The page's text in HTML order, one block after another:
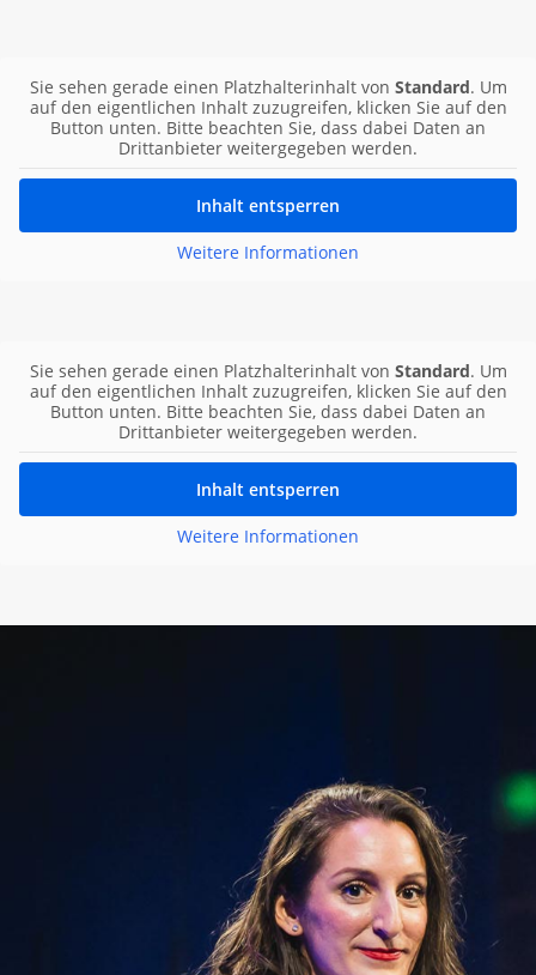
Sie sehen gerade einen Platzhalterinhalt von Standard. Um
auf den eigentlichen Inhalt zuzugreifen, klicken Sie auf den
Button unten. Bitte beachten Sie, dass dabei Daten an
Drittanbieter weitergegeben werden.
Inhalt entsperren
Weitere Informationen
Sie sehen gerade einen Platzhalterinhalt von Standard. Um
auf den eigentlichen Inhalt zuzugreifen, klicken Sie auf den
Button unten. Bitte beachten Sie, dass dabei Daten an
Drittanbieter weitergegeben werden.
Inhalt entsperren
Weitere Informationen